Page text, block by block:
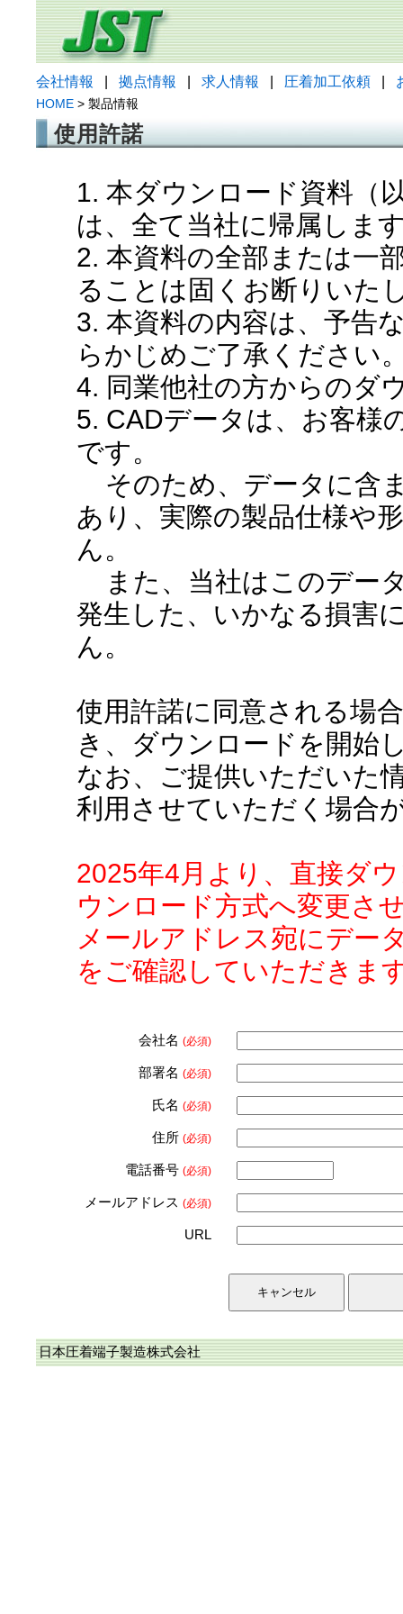
会社情報 拠点情報 求人情報 圧着加工依頼
HOME > 製品情報
使用許諾
1. 本ダウンロード資料（
は、全て当社に帰属しま
2. 本資料の全部または一
ることは固くお断りいた
3. 本資料の内容は、予告
らかじめご了承ください
4. 同業他社の方からのダ
5. CADデータは、お客様
です。
そのため、データに含
あり、実際の製品仕様や
ん。
また、当社はこのデー
発生した、いかなる損害
ん。
使用許諾に同意される場
き、ダウンロードを開始
なお、ご提供いただいた
利用させていただく場合
2025年4月より、直接ダ
ウンロード方式へ変更さ
メールアドレス宛にデー
をご確認していただきま
会社名 (必須)
部署名 (必須)
氏名 (必須)
住所 (必須)
電話番号 (必須)
メールアドレス (必須)
URL
日本圧着端子製造株式会社